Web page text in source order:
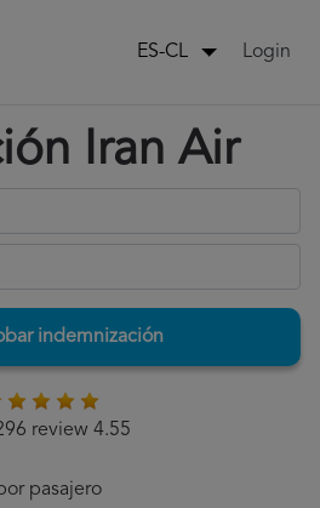
ES-CL Login
Iran Air
indemnización
review 4.55
pasajero